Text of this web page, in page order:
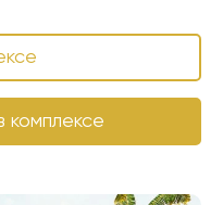
комплексе